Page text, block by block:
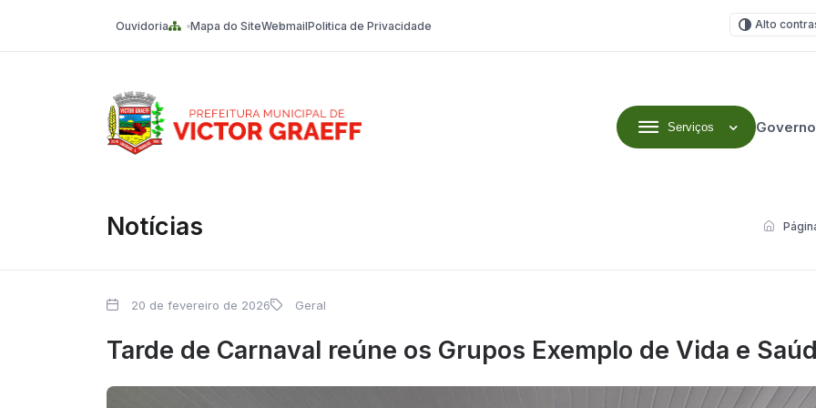
Ouvidoria Mapa do SiteWebmailPolitica de Privacidade Alto
Serviços Governo
Notícias
20 de fevereiro de 2026 Geral
Tarde de Carnaval reúne os Grupos Exemplo de Vida e